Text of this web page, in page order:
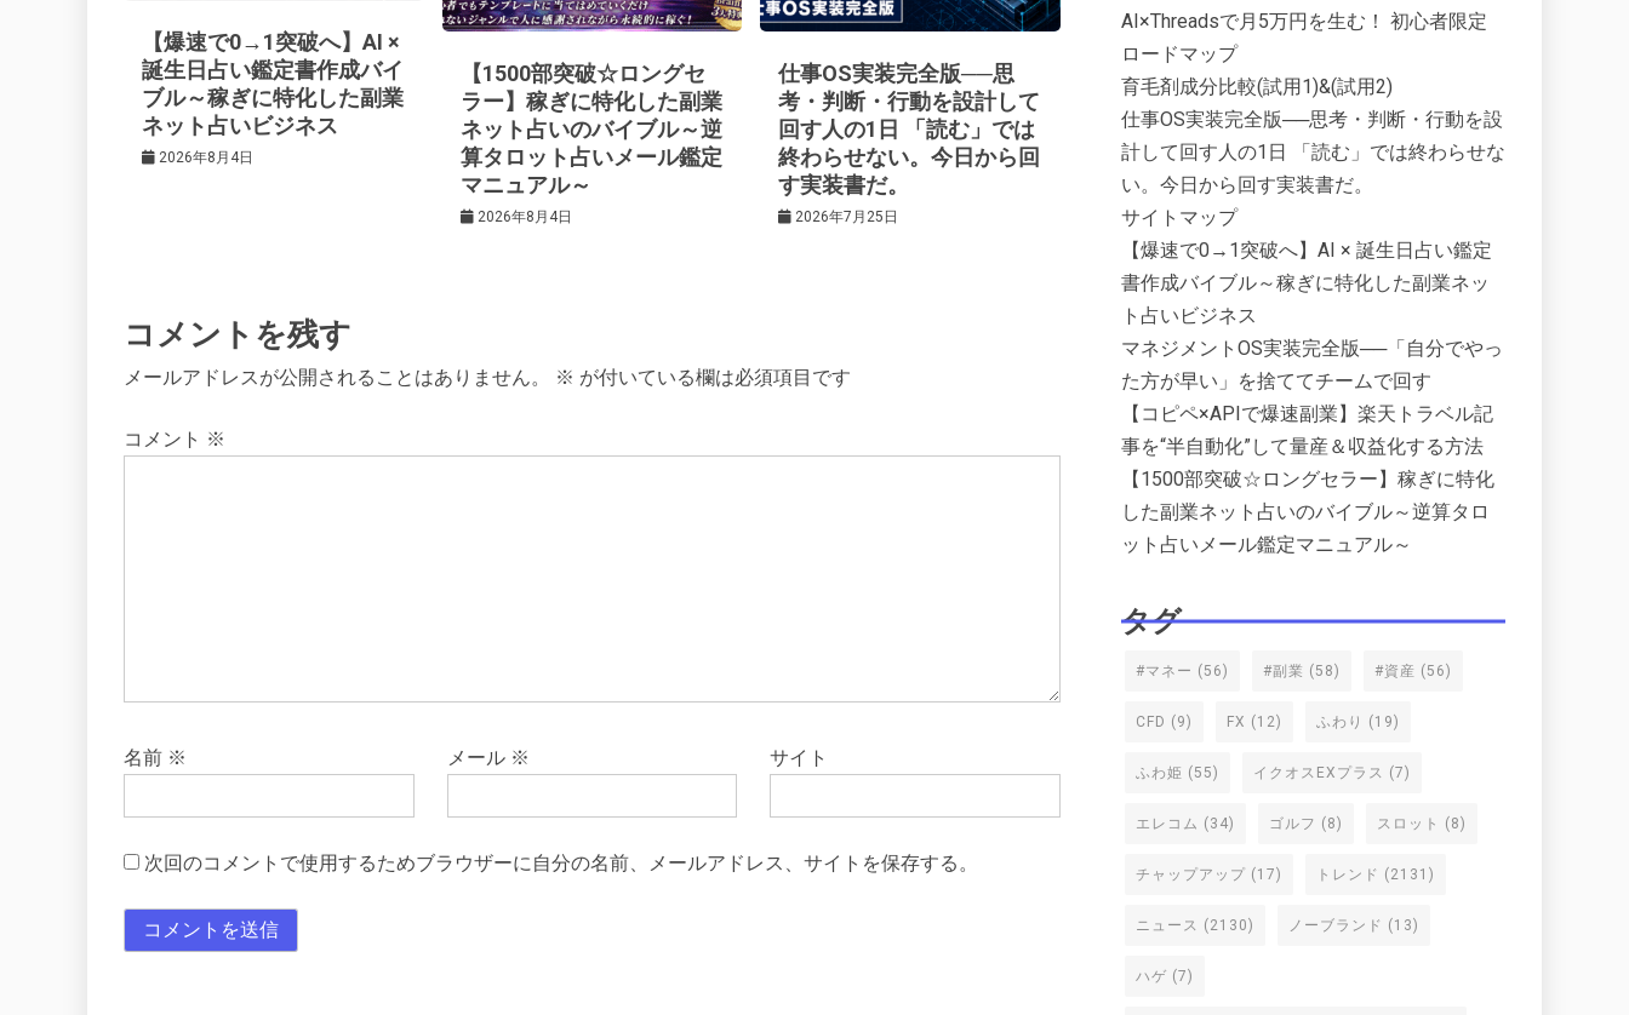
ー
シ
ョ
【爆速で0→1突破へ】AI ×
誕生日占い鑑定書作成バイ
ブル～稼ぎに特化した副業
ネット占いビジネス
2026年8月4日
【1500部突破☆ロングセ
ラー】稼ぎに特化した副業
ネット占いのバイブル～逆
算タロット占いメール鑑定
マニュアル～
2026年8月4日
仕事OS実装完全版──思
考・判断・行動を設計して
回す人の1日 「読む」では
終わらせない。今日から回
す実装書だ。
2026年7月25日
コメントを残す
メールアドレスが公開されることはありません。 ※ が付いている欄は必須項目です
コメント ※
名前 ※ メール ※ サイト
次回のコメントで使用するためブラウザーに自分の名前、メールアドレス、サイトを保存する。
AI×Threadsで月5万円を生む！ 初心者限定
ロードマップ
育毛剤成分比較(試用1)&(試用2)
仕事OS実装完全版──思考・判断・行動を設
計して回す人の1日 「読む」では終わらせな
い。今日から回す実装書だ。
サイトマップ
【爆速で0→1突破へ】AI × 誕生日占い鑑定
書作成バイブル～稼ぎに特化した副業ネッ
ト占いビジネス
マネジメントOS実装完全版──「自分でやっ
た方が早い」を捨ててチームで回す
【コピペ×APIで爆速副業】楽天トラベル記
事を“半自動化”して量産＆収益化する方法
【1500部突破☆ロングセラー】稼ぎに特化
した副業ネット占いのバイブル～逆算タロ
ット占いメール鑑定マニュアル～
タグ
#マネー (56) #副業 (58) #資産 (56)
CFD (9) FX (12) ふわり (19)
ふわ姫 (55) イクオスEXプラス (7)
エレコム (34) ゴルフ (8) スロット (8)
チャップアップ (17) トレンド (2131)
ニュース (2130) ノーブランド (13)
ハゲ (7)